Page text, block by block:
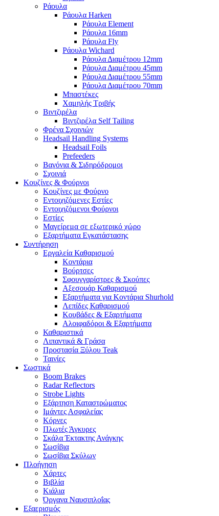
Ράουλα
Ράουλα Harken
Ράουλα Element
Ράουλα 16mm
Ράουλα Fly
Ράουλα Wichard
Ράουλα Διαμέτρου 12mm
Ράουλα Διαμέτρου 45mm
Ράουλα Διαμέτρου 55mm
Ράουλα Διαμέτρου 70mm
Μπαστέκες
Χαμηλής Τριβής
Βιντζιρέλα
Βιντζιρέλα Self Tailing
Φρένα Σχοινιών
Headsail Handling Systems
Headsail Foils
Prefeeders
Βαγόνια & Σιδηρόδρομοι
Σχοινιά
Κουζίνες & Φούρνοι
Κουζίνες με Φούρνο
Εντοιχιζόμενες Εστίες
Εντοιχιζόμενοι Φούρνοι
Εστίες
Μαγείρεμα σε εξωτερικό χώρο
Εξαρτήματα Εγκατάστασης
Συντήρηση
Εργαλεία Καθαρισμού
Κοντάρια
Βούρτσες
Σφουγγαρίστρες & Σκούπες
Αξεσουάρ Καθαρισμού
Εξαρτήματα για Κοντάρια Shurhold
Λεπίδες Καθαρισμού
Κουβάδες & Εξαρτήματα
Αλοιφαδόροι & Εξαρτήματα
Καθαριστικά
Λιπαντικά & Γράσα
Προστασία Ξύλου Teak
Ταινίες
Σωστικά
Boom Brakes
Radar Reflectors
Strobe Lights
Εξάρτηση Καταστρώματος
Ιμάντες Ασφαλείας
Κόρνες
Πλωτές Άγκυρες
Σκάλα Έκτακτης Ανάγκης
Σωσίβια
Σωσίβια Σκύλων
Πλοήγηση
Χάρτες
Βιβλία
Κιάλια
Όργανα Ναυσιπλοΐας
Εξαερισμός